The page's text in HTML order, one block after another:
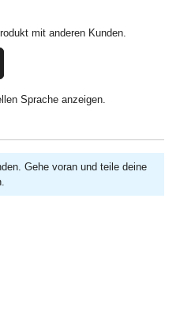
5 Sternen
mit anderen Kunden.
Sprache anzeigen.
Gehe voran und teile deine